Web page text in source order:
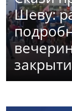
Шеву: